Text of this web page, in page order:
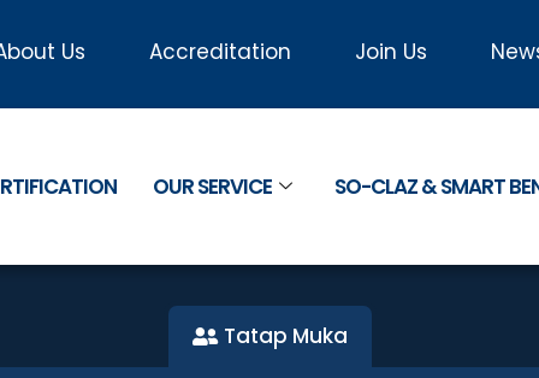
Us Accreditation Join Us
OUR SERVICE SO-CLAZ & SMART
Tatap Muka